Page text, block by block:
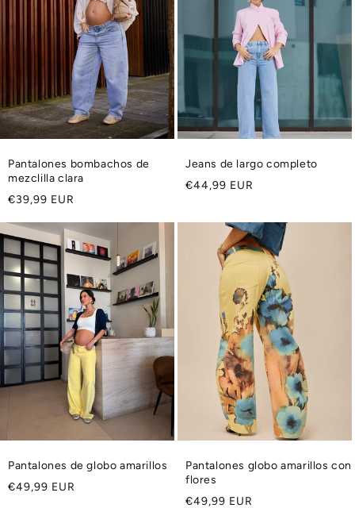
Pantalones bombachos de
mezclilla clara
Precio
€39,99 EUR
Jeans de largo completo
Precio
€44,99 EUR
Pantalones de globo amarillos
Precio
€49,99 EUR
Pantalones globo amarillos con
flores
Precio
€49,99 EUR